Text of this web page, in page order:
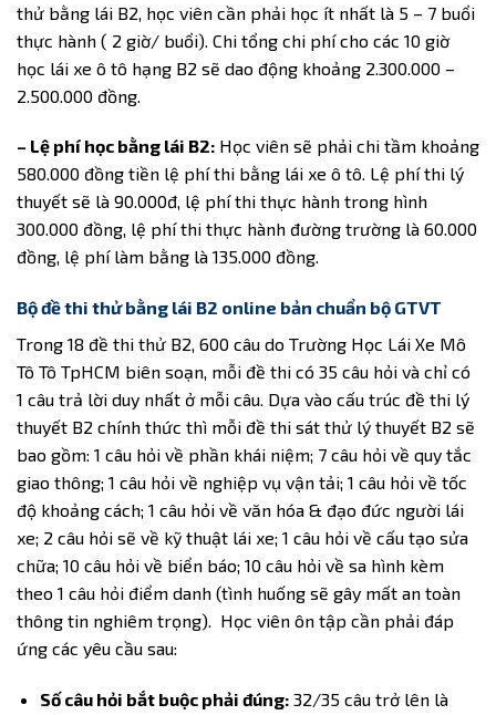
thử bằng lái B2, học viên cần phải học ít nhất là 5 – 7 buổi
thực hành ( 2 giờ/ buổi). Chi tổng chi phí cho các 10 giờ
học lái xe ô tô hạng B2 sẽ dao động khoảng 2.300.000 –
2.500.000 đồng.
– Lệ phí học bằng lái B2: Học viên sẽ phải chi tầm khoảng
580.000 đồng tiền lệ phí thi bằng lái xe ô tô. Lệ phí thi lý
thuyết sẽ là 90.000đ, lệ phí thi thực hành trong hình
300.000 đồng, lệ phí thi thực hành đường trường là 60.000
đồng, lệ phí làm bằng là 135.000 đồng.
Bộ đề thi thử bằng lái B2 online bản chuẩn bộ GTVT
Trong 18 đề thi thử B2, 600 câu do Trường Học Lái Xe Mô
Tô Tô TpHCM biên soạn, mỗi đề thi có 35 câu hỏi và chỉ có
1 câu trả lời duy nhất ở mỗi câu. Dựa vào cấu trúc đề thi lý
thuyết B2 chính thức thì mỗi đề thi sát thử lý thuyết B2 sẽ
bao gồm: 1 câu hỏi về phần khái niệm; 7 câu hỏi về quy tắc
giao thông; 1 câu hỏi về nghiệp vụ vận tải; 1 câu hỏi về tốc
độ khoảng cách; 1 câu hỏi về văn hóa & đạo đức người lái
xe; 2 câu hỏi sẽ về kỹ thuật lái xe; 1 câu hỏi về cấu tạo sửa
chữa; 10 câu hỏi về biển báo; 10 câu hỏi về sa hình kèm
theo 1 câu hỏi điểm danh (tình huống sẽ gây mất an toàn
thông tin nghiêm trọng). Học viên ôn tập cần phải đáp
ứng các yêu cầu sau:
Số câu hỏi bắt buộc phải đúng:32/35 câu trở lên là